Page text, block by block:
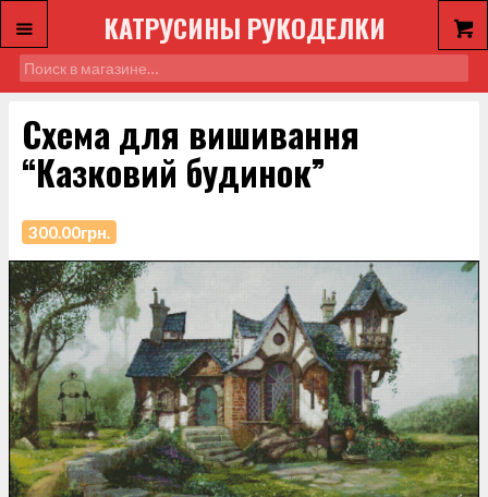
КАТРУСИНЫ РУКОДЕЛКИ
Схема для вишивання
“Казковий будинок”
300.00грн.